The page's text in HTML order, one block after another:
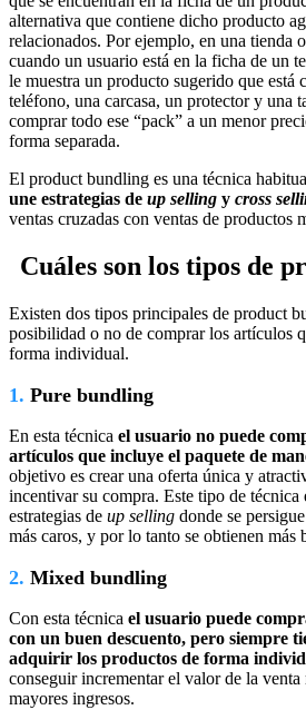
alternativa que contiene dicho producto
relacionados. Por ejemplo, en una tienda
cuando un usuario está en la ficha de un
le muestra un producto sugerido que está
teléfono, una carcasa, un protector y una
comprar todo ese “pack” a un menor
forma separada.
El product bundling es una técnica
une estrategias de up selling y cross
ventas cruzadas con ventas de productos
Cuáles son los tipos de
Existen dos tipos principales de product
posibilidad o no de comprar los artículos
forma individual.
1. Pure bundling
En esta técnica el usuario no puede
artículos que incluye el paquete de
objetivo es crear una oferta única y
incentivar su compra. Este tipo de técnica
estrategias de up selling donde se
más caros, y por lo tanto se obtienen más
2. Mixed bundling
Con esta técnica el usuario puede
con un buen descuento, pero siempre
adquirir los productos de forma
conseguir incrementar el valor de la
mayores ingresos.